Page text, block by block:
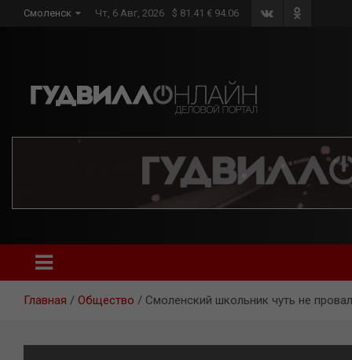
Смоленск Чт, 6 Авг, 2026 $ 81.41 € 94.06
Главная Общество Смоленский школьник чуть не